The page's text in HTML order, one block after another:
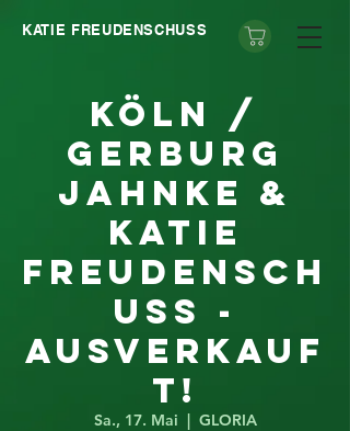
KATIE FREUDENSCHUSS
Köln /
Gerburg
Jahnke &
Katie
Freudensch
uss -
AUSVERKAUF
T!
Sa., 17. Mai
  |
GLORIA